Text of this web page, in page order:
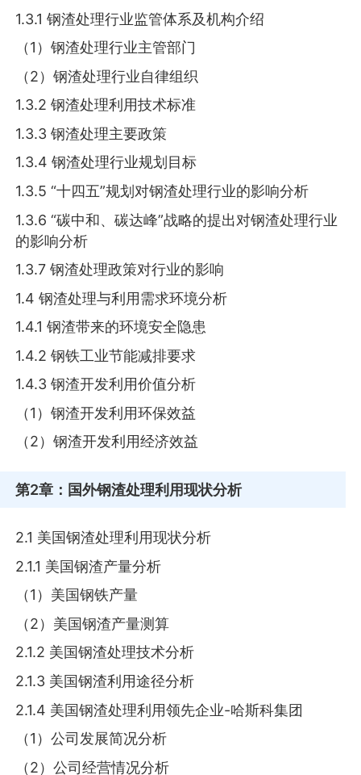
1.3.1 钢渣处理行业监管体系及机构介绍
（1）钢渣处理行业主管部门
（2）钢渣处理行业自律组织
1.3.2 钢渣处理利用技术标准
1.3.3 钢渣处理主要政策
1.3.4 钢渣处理行业规划目标
1.3.5 “十四五”规划对钢渣处理行业的影响分析
1.3.6 “碳中和、碳达峰”战略的提出对钢渣处理行业
的影响分析
1.3.7 钢渣处理政策对行业的影响
1.4 钢渣处理与利用需求环境分析
1.4.1 钢渣带来的环境安全隐患
1.4.2 钢铁工业节能减排要求
1.4.3 钢渣开发利用价值分析
（1）钢渣开发利用环保效益
（2）钢渣开发利用经济效益
第2章 ：国外钢渣处理利用现状分析
2.1 美国钢渣处理利用现状分析
2.1.1 美国钢渣产量分析
（1）美国钢铁产量
（2）美国钢渣产量测算
2.1.2 美国钢渣处理技术分析
2.1.3 美国钢渣利用途径分析
2.1.4 美国钢渣处理利用领先企业-哈斯科集团
（1）公司发展简况分析
（2）公司经营情况分析